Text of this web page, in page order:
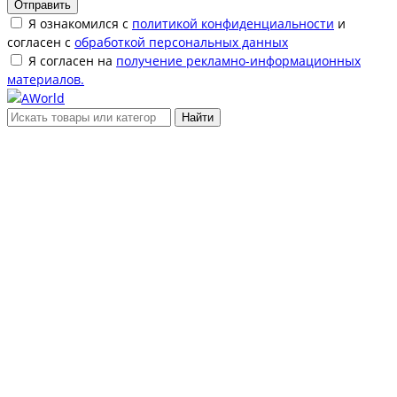
Отправить
Я ознакомился с политикой конфиденциальности и
согласен с обработкой персональных данных
Я согласен на получение рекламно-информационных
материалов.
Найти